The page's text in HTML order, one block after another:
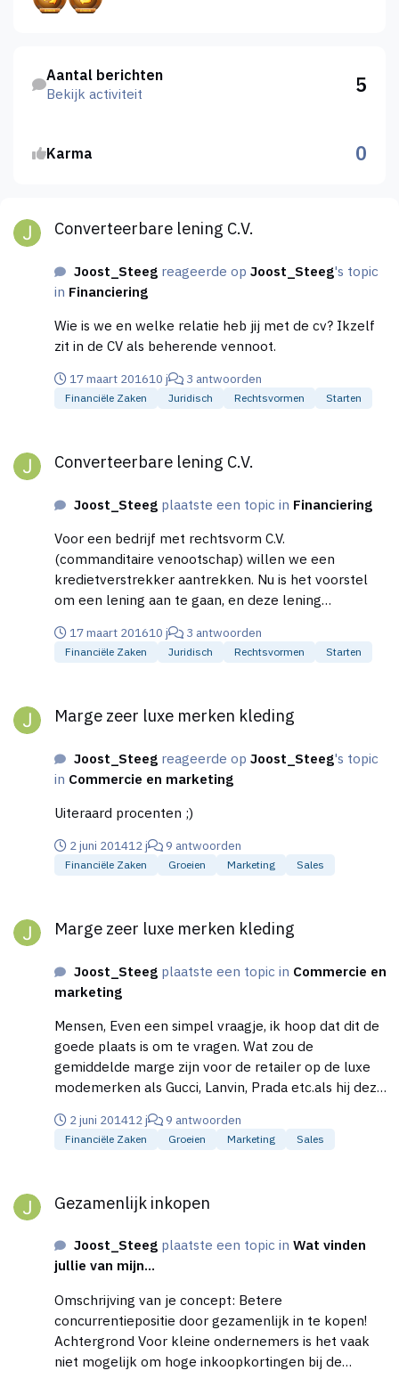
Aantal berichten
Bekijk activiteit
5
Karma 0
Converteerbare lening C.V.
Joost_Steeg reageerde opJoost_Steeg's topic
in Financiering
Wie is we en welke relatie heb jij met de cv? Ikzelf
zit in de CV als beherende vennoot.
17 maart 201610 j 3 antwoorden
Financiële Zaken Juridisch Rechtsvormen Starten
Converteerbare lening C.V.
Joost_Steeg plaatste een topic in Financiering
Voor een bedrijf met rechtsvorm C.V.
(commanditaire venootschap) willen we een
kredietverstrekker aantrekken. Nu is het voorstel
om een lening aan te gaan, en deze lening
vennootschap' in de CV. Een soort converteerbare
lening, maar dan niet voor een BV maar voor een CV.
kredietverstrekker, en/of zijn hier juridische en
17 maart 201610 j 3 antwoorden
Financiële Zaken Juridisch Rechtsvormen Starten
Marge zeer luxe merken kleding
Joost_Steeg reageerde opJoost_Steeg's topic
in Commercie en marketing
Uiteraard procenten ;)
2 juni 201412 j 9 antwoorden
Financiële Zaken Groeien Marketing Sales
Marge zeer luxe merken kleding
Joost_Steeg plaatste een topic in Commercie en
marketing
Mensen, Even een simpel vraagje, ik hoop dat dit de
goede plaats is om te vragen. Wat zou de
gemiddelde marge zijn voor de retailer op de luxe
modemerken als Gucci, Lanvin, Prada etc.als hij deze
deze marges juist vrij hoog (relatief lage
omloopsnelheid) of juist vrij laag (dure producten).
2 juni 201412 j 9 antwoorden
Financiële Zaken Groeien Marketing Sales
Gezamenlijk inkopen
Joost_Steeg plaatste een topic inWat vinden
jullie van mijn...
Omschrijving van je concept: Betere
concurrentiepositie door gezamenlijk in te kopen!
Achtergrond Voor kleine ondernemers is het vaak
niet mogelijk om hoge inkoopkortingen bij de